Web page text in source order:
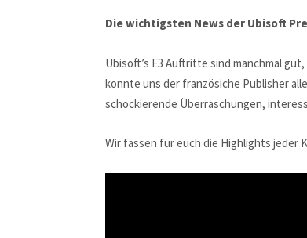
Die wichtigsten News der Ubisoft
Ubisoft’s E3 Auftritte sind manchmal
konnte uns der französiche Publisher
schockierende Überraschungen,
Wir fassen für euch die Highlights jeder